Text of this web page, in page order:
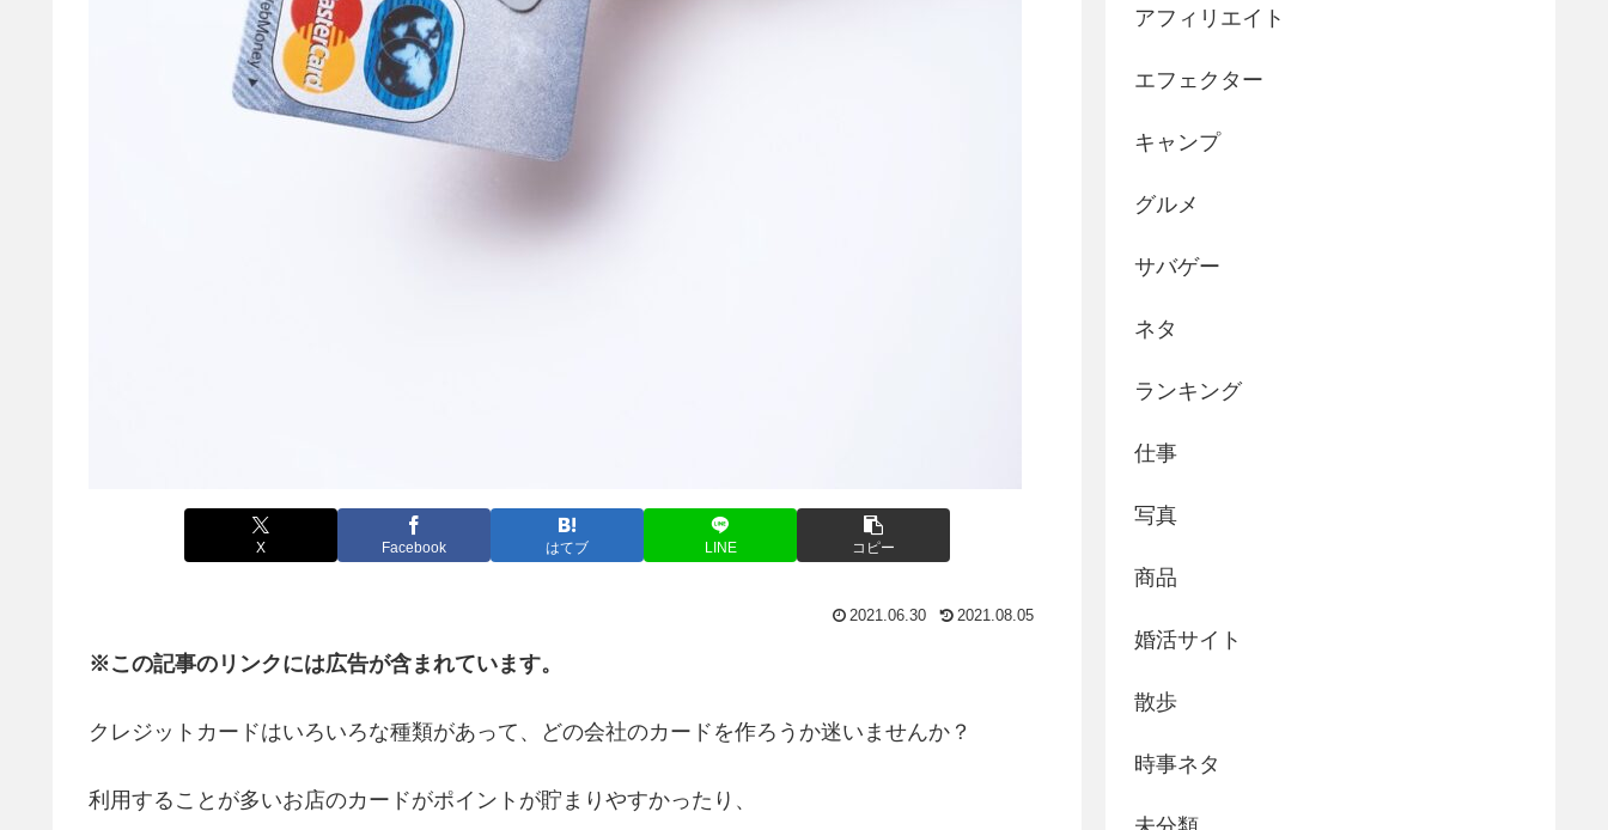
X Facebook はてブ LINE コピー
2021.06.30 2021.08.05
※この記事のリンクには広告が含まれています。
クレジットカードはいろいろな種類があって、どの会社のカードを作ろうか迷いませんか？
利用することが多いお店のカードがポイントが貯まりやすかったり、
アフィリエイト
エフェクター
キャンプ
グルメ
サバゲー
ネタ
ランキング
仕事
写真
商品
婚活サイト
散歩
時事ネタ